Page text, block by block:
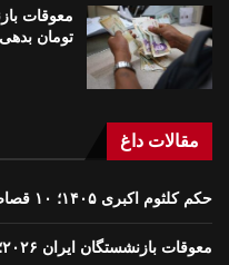
تومان بدهی
مقالات داغ
حکم کلثوم اکبری ۱۴۰۵؛ ۱۰ قصاص در انتظار اجرای حکم
معوقات بازنشستگان ایران ۲۰۲۶؛ ۸۲ هزار میلیارد تومان بدهی